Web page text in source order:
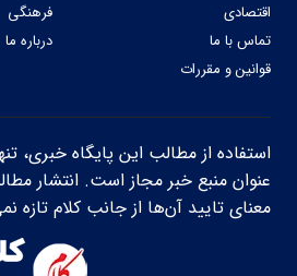
اقتصادی
فرهنگی
تماس با ما
درباره ما
قوانین و مقررات
استفاده از مطالب این پایگاه خبری،
عنوان منبع خبر مجاز است. انتشار
معنای تایید آن‌ها از جانب کلام تازه